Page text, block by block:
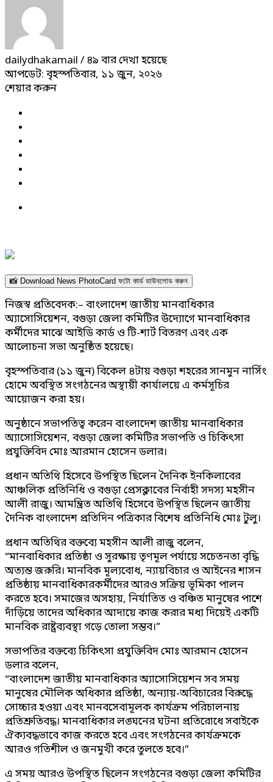
dailydhakamail / ৪৯ বার দেখা হয়েছে
আপডেট: বৃহস্পতিবার, ১১ জুন, ২০২৬
শেয়ার করুন
📸 Download News PhotoCard ফটো কার্ড ডাউনলোড করুন
নিজস্ব প্রতিবেদক:– বাংলাদেশ জাতীয় মানবাধিকার
অ্যাসোসিয়েশন, বগুড়া জেলা কমিটির উদ্যোগে মানবাধিকার
কর্মীদের মাঝে আইডি কার্ড ও টি-শার্ট বিতরণ এবং এক
আলোচনা সভা অনুষ্ঠিত হয়েছে।
বৃহস্পতিবার (১১ জুন) বিকেল ৪টায় বগুড়া শহরের সানমুন নার্সিং
হোমে অবস্থিত সংগঠনের অস্থায়ী কার্যালয়ে এ কর্মসূচির
আয়োজন করা হয়।
অনুষ্ঠানে সভাপতিত্ব করেন বাংলাদেশ জাতীয় মানবাধিকার
অ্যাসোসিয়েশন, বগুড়া জেলা কমিটির সভাপতি ও চিকিৎসা
প্রযুক্তিবিদ মোঃ আরমান হোসেন ডলার।
প্রধান অতিথি হিসেবে উপস্থিত ছিলেন দৈনিক ইনকিলাবের
আঞ্চলিক প্রতিনিধি ও বগুড়া প্রেসক্লাবের নির্বাহী সদস্য মহসীন
আলী রাজু। আমন্ত্রিত অতিথি হিসেবে উপস্থিত ছিলেন জাতীয়
দৈনিক বাংলাদেশ প্রতিদিন পত্রিকার বিশেষ প্রতিনিধি মোঃ টুলু।
প্রধান অতিথির বক্তব্যে মহসীন আলী রাজু বলেন,
“মানবাধিকার প্রতিষ্ঠা ও সুরক্ষায় তৃণমূল পর্যায়ে সচেতনতা বৃদ্ধি
অত্যন্ত জরুরি। মানবিক মূল্যবোধ, ন্যায়বিচার ও আইনের শাসন
প্রতিষ্ঠায় মানবাধিকারকর্মীদের আরও সক্রিয় ভূমিকা পালন
করতে হবে। সমাজের অসহায়, নির্যাতিত ও বঞ্চিত মানুষের পাশে
দাঁড়িয়ে তাদের অধিকার আদায়ে কাজ করার মধ্য দিয়েই একটি
মানবিক রাষ্ট্রব্যবস্থা গড়ে তোলা সম্ভব।”
সভাপতির বক্তব্যে চিকিৎসা প্রযুক্তিবিদ মোঃ আরমান হোসেন
ডলার বলেন,
“বাংলাদেশ জাতীয় মানবাধিকার অ্যাসোসিয়েশন সব সময়
মানুষের মৌলিক অধিকার প্রতিষ্ঠা, অন্যায়-অবিচারের বিরুদ্ধে
সোচ্চার হওয়া এবং মানবসেবামূলক কার্যক্রম পরিচালনায়
প্রতিশ্রুতিবদ্ধ। মানবাধিকার লঙ্ঘনের ঘটনা প্রতিরোধে সবাইকে
ঐক্যবদ্ধভাবে কাজ করতে হবে এবং সংগঠনের কার্যক্রমকে
আরও গতিশীল ও জনমুখী করে তুলতে হবে।”
এ সময় আরও উপস্থিত ছিলেন সংগঠনের বগুড়া জেলা কমিটির